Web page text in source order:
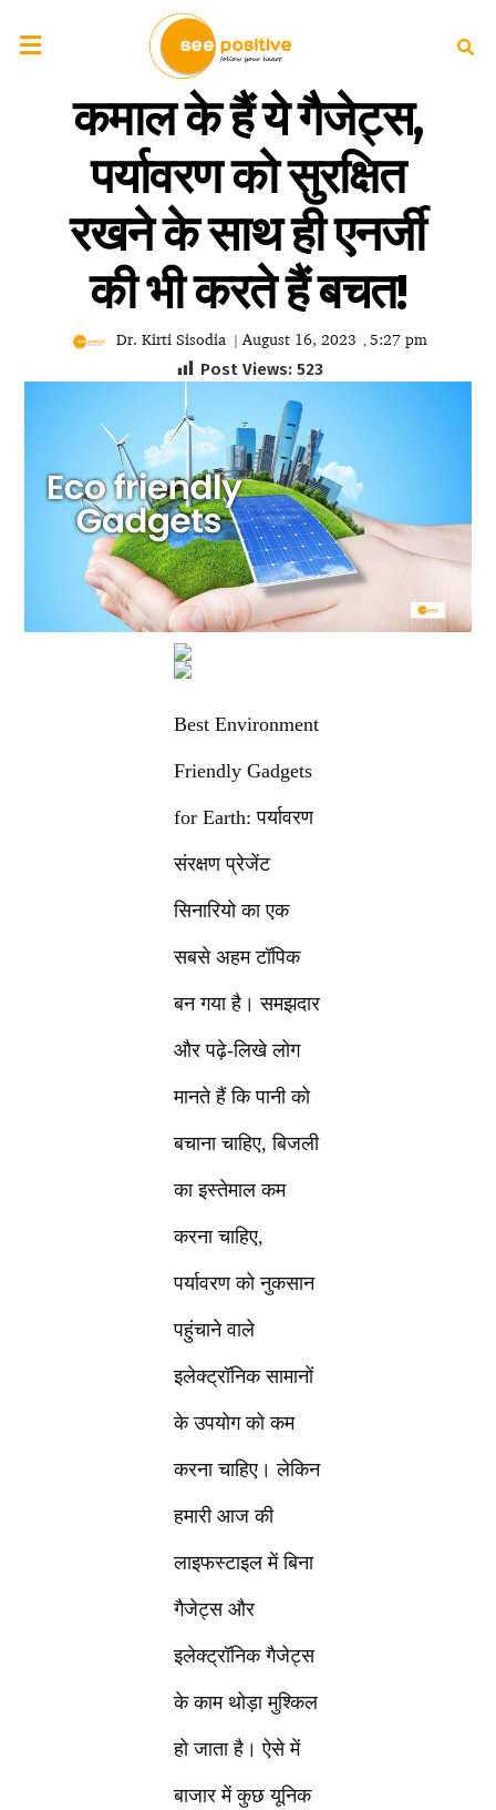
कमाल के हैं ये गैजेट्स,
पर्यावरण को सुरक्षित
रखने के साथ ही एनर्जी
की भी करते हैं बचत!
Dr. Kirti Sisodia | August 16, 2023 , 5:27 pm
Post Views: 523
Best Environment
Friendly Gadgets
for Earth: पर्यावरण
संरक्षण प्रेजेंट
सिनारियो का एक
सबसे अहम टॉपिक
बन गया है। समझदार
और पढ़े-लिखे लोग
मानते हैं कि पानी को
बचाना चाहिए, बिजली
का इस्तेमाल कम
करना चाहिए,
पर्यावरण को नुकसान
पहुंचाने वाले
इलेक्ट्रॉनिक सामानों
के उपयोग को कम
करना चाहिए। लेकिन
हमारी आज की
लाइफस्टाइल में बिना
गैजेट्स और
इलेक्ट्रॉनिक गैजेट्स
के काम थोड़ा मुश्किल
हो जाता है। ऐसे में
बाजार में कुछ यूनिक